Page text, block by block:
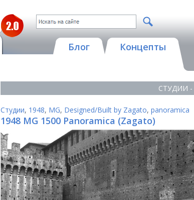
Блог
Концепты
СТУДИИ -
Студии, 1948, MG, Designed/Built by Zagato, panoramica
1948 MG 1500 Panoramica (Zagato)